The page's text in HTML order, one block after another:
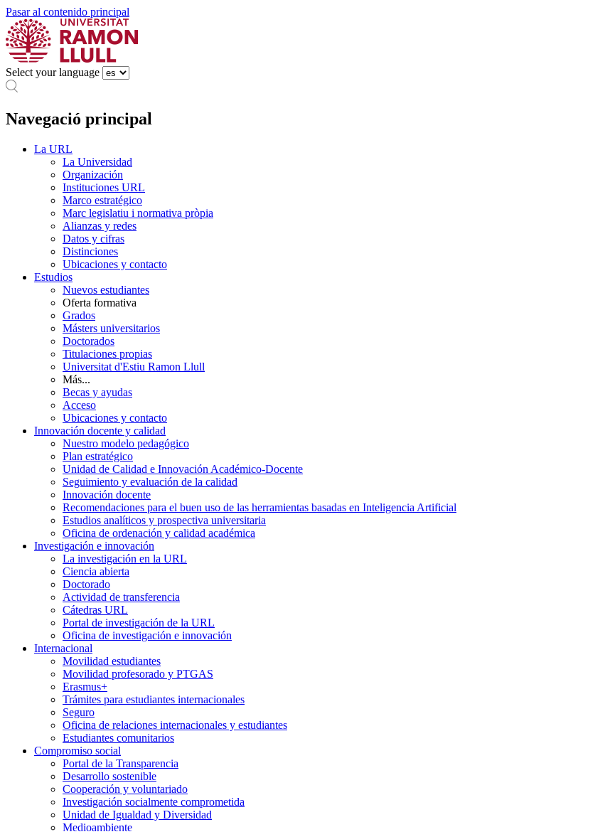
Pasar al contenido principal
Select your language
Navegació principal
La URL
La Universidad
Organización
Instituciones URL
Marco estratégico
Marc legislatiu i normativa pròpia
Alianzas y redes
Datos y cifras
Distinciones
Ubicaciones y contacto
Estudios
Nuevos estudiantes
Oferta formativa
Grados
Másters universitarios
Doctorados
Titulaciones propias
Universitat d'Estiu Ramon Llull
Más...
Becas y ayudas
Acceso
Ubicaciones y contacto
Innovación docente y calidad
Nuestro modelo pedagógico
Plan estratégico
Unidad de Calidad e Innovación Académico-Docente
Seguimiento y evaluación de la calidad
Innovación docente
Recomendaciones para el buen uso de las herramientas basadas en Inteligencia Artificial
Estudios analíticos y prospectiva universitaria
Oficina de ordenación y calidad académica
Investigación e innovación
La investigación en la URL
Ciencia abierta
Doctorado
Actividad de transferencia
Cátedras URL
Portal de investigación de la URL
Oficina de investigación e innovación
Internacional
Movilidad estudiantes
Movilidad profesorado y PTGAS
Erasmus+
Trámites para estudiantes internacionales
Seguro
Oficina de relaciones internacionales y estudiantes
Estudiantes comunitarios
Compromiso social
Portal de la Transparencia
Desarrollo sostenible
Cooperación y voluntariado
Investigación socialmente comprometida
Unidad de Igualdad y Diversidad
Medioambiente